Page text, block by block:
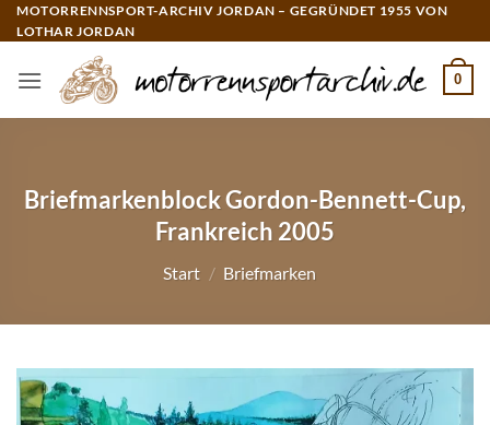
Zum
Inhalt
MOTORRENNSPORT-ARCHIV JORDAN – GEGRÜNDET 1955 VON
LOTHAR JORDAN
0
Briefmarkenblock Gordon-Bennett-Cup,
Frankreich 2005
Start / Briefmarken